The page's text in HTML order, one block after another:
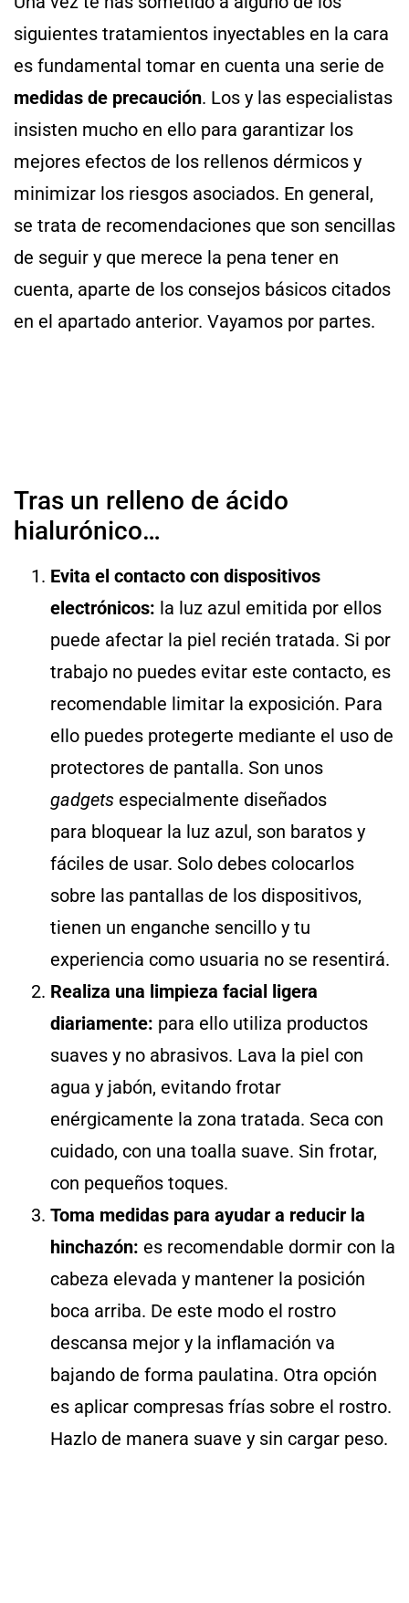
siguientes tratamientos inyectables en la cara
es fundamental tomar en cuenta una serie de
medidas de precaución. Los y las especialistas
insisten mucho en ello para garantizar los
mejores efectos de los rellenos dérmicos y
minimizar los riesgos asociados. En general,
se trata de recomendaciones que son sencillas
de seguir y que merece la pena tener en
cuenta, aparte de los consejos básicos citados
en el apartado anterior. Vayamos por partes.
Tras un relleno de ácido
hialurónico…
Evita el contacto con dispositivos
electrónicos: la luz azul emitida por ellos
puede afectar la piel recién tratada. Si por
trabajo no puedes evitar este contacto, es
recomendable limitar la exposición. Para
ello puedes protegerte mediante el uso de
protectores de pantalla. Son unos
gadgets especialmente diseñados
para bloquear la luz azul, son baratos y
fáciles de usar. Solo debes colocarlos
sobre las pantallas de los dispositivos,
tienen un enganche sencillo y tu
experiencia como usuaria no se resentirá.
Realiza una limpieza facial ligera
diariamente: para ello utiliza productos
suaves y no abrasivos. Lava la piel con
agua y jabón, evitando frotar
enérgicamente la zona tratada. Seca con
cuidado, con una toalla suave. Sin frotar,
con pequeños toques.
Toma medidas para ayudar a reducir la
hinchazón: es recomendable dormir con la
cabeza elevada y mantener la posición
boca arriba. De este modo el rostro
descansa mejor y la inflamación va
bajando de forma paulatina. Otra opción
es aplicar compresas frías sobre el rostro.
Hazlo de manera suave y sin cargar peso.